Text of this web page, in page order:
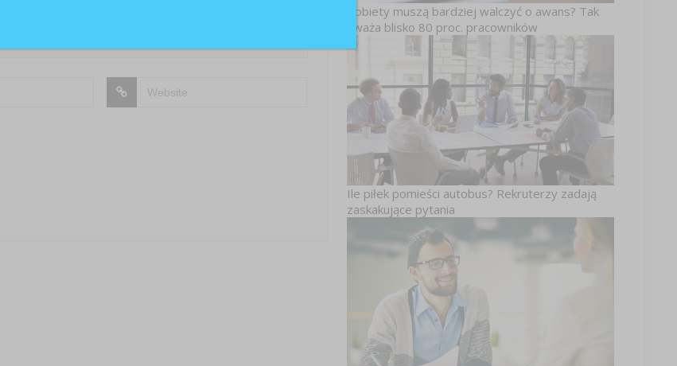
Kobiety muszą bardziej walczyć o awans? Tak
uważa blisko 80 proc. pracowników
Ile piłek pomieści autobus? Rekruterzy zadają
zaskakujące pytania